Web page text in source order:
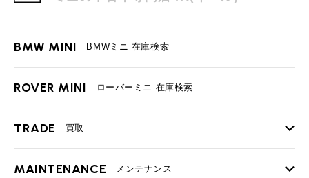
BMW MINI BMWミニ 在庫検索
ROVER MINI ローバーミニ 在庫検索
TRADE 買取
TOP
MAINTENANCE メンテナンス